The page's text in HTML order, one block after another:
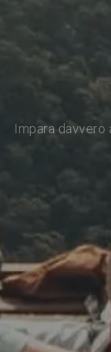
Impara davvero